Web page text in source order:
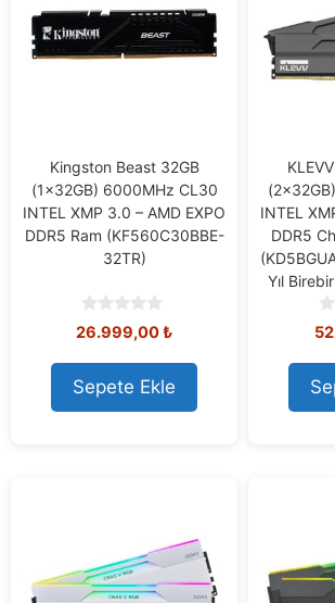
Kingston Beast 32GB
(1x32GB) 6000MHz CL30
INTEL XMP 3.0 – AMD EXPO
DDR5 Ram (KF560C30BBE-
32TR)
0
o
u
t
o
f
26.999,00₺
Sepete Ekle
INTEL
DDR5
Yıl
0
o
u
t
o
f